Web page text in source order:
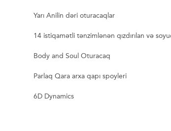
Yarı Anilin dəri oturacaqlar
14 istiqamətli tənzimlənən qızdırılan və
Body and Soul Oturacaq
Parlaq Qara arxa qapı spoyleri
6D Dynamics